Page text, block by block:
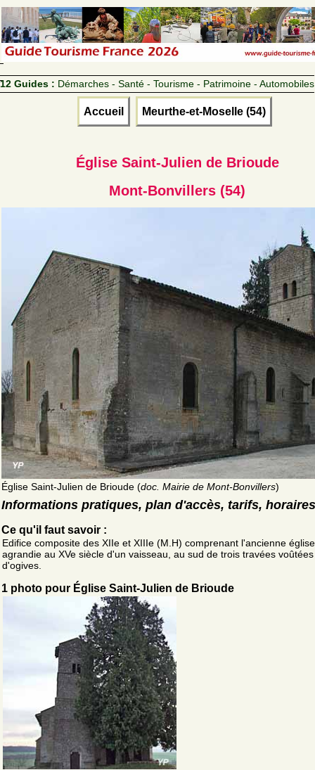
12 Guides : Démarches - Santé - Tourisme - Patrimoine - Automobiles
Accueil Meurthe-et-Moselle (54)
Église Saint-Julien de Brioude
Mont-Bonvillers (54)
Église Saint-Julien de Brioude (doc. Mairie de Mont-Bonvillers)
Informations pratiques, plan d'accès, tarifs, horaires
Ce qu'il faut savoir :
Edifice composite des XIIe et XIIIe (M.H) comprenant l'ancienne
agrandie au XVe siècle d'un vaisseau, au sud de trois travées voûtées
d'ogives.
1 photo pour Église Saint-Julien de Brioude